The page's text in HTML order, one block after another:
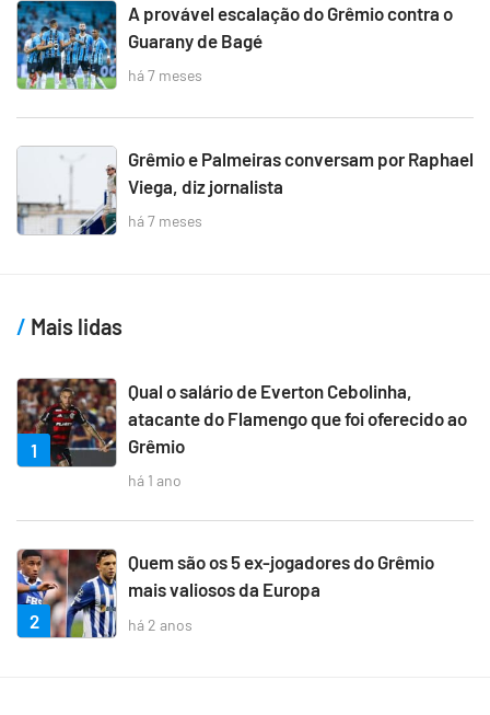
A provável escalação do Grêmio contra o
Guarany de Bagé
há 7 meses
Grêmio e Palmeiras conversam por Raphael
Viega, diz jornalista
há 7 meses
Mais lidas
1
Qual o salário de Everton Cebolinha,
atacante do Flamengo que foi oferecido ao
Grêmio
há 1 ano
2
Quem são os 5 ex-jogadores do Grêmio
mais valiosos da Europa
há 2 anos